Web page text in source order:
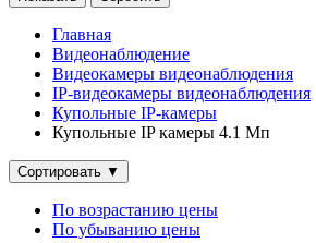
Главная
Видеонаблюдение
Видеокамеры видеонаблюдения
IP‑видеокамеры видеонаблюдения
Купольные IP‑камеры
Купольные IP камеры 4.1 Мп
Сортировать ▼
По возрастанию цены
По убыванию цены